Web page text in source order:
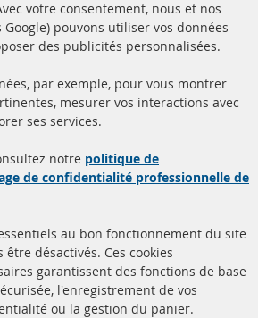
diesel
à propos de nous
livraison
Contact
Résilier le contrat
votre consentement, nous et nos
pouvons utiliser vos données
des publicités personnalisées.
par exemple, pour vous montrer
mesurer vos interactions avec
ses services.
notre politique de
de confidentialité professionnelle de
au bon fonctionnement du site
désactivés. Ces cookies
garantissent des fonctions de base
l'enregistrement de vos
ou la gestion du panier.